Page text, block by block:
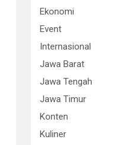
Ekonomi
Event
Internasional
Jawa Barat
Jawa Tengah
Jawa Timur
Konten
Kuliner